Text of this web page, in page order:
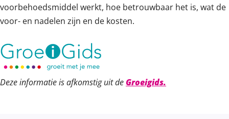
voorbehoedsmiddel werkt, hoe betrouwbaar het is, wat de
voor- en nadelen zijn en de kosten.
Deze informatie is afkomstig uit deGroeigids.